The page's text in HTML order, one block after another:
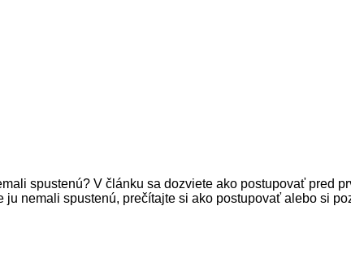
spustenú? V článku sa dozviete ako postupovať pred
ju nemali spustenú, prečítajte si ako postupovať alebo si